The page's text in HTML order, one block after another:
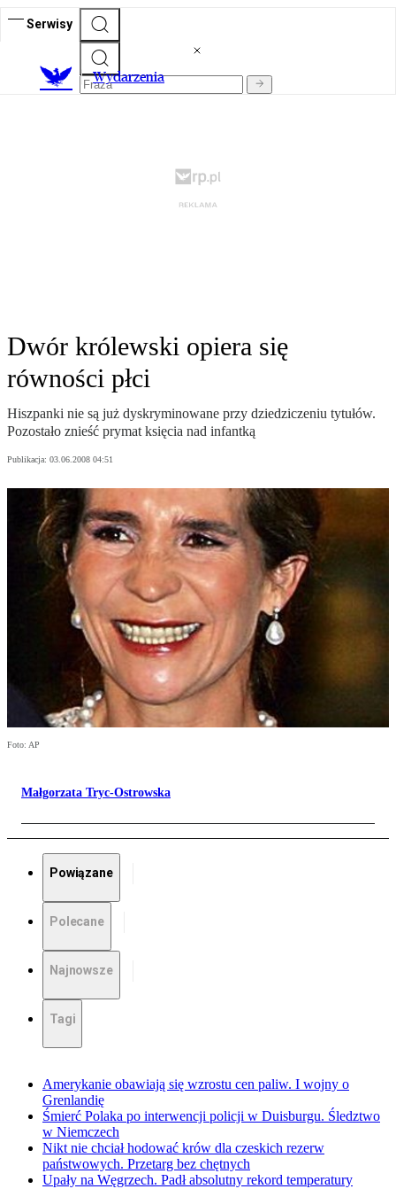
Serwisy
Wydarzenia
Dwór królewski opiera się
równości płci
Hiszpanki nie są już dyskryminowane przy dziedziczeniu tytułów.
Pozostało znieść prymat księcia nad infantką
Publikacja: 03.06.2008 04:51
Foto: AP
Małgorzata Tryc-Ostrowska
Powiązane
Polecane
Najnowsze
Tagi
Amerykanie obawiają się wzrostu cen paliw. I wojny o
Grenlandię
Śmierć Polaka po interwencji policji w Duisburgu. Śledztwo
w Niemczech
Nikt nie chciał hodować krów dla czeskich rezerw
państwowych. Przetarg bez chętnych
Upały na Węgrzech. Padł absolutny rekord temperatury